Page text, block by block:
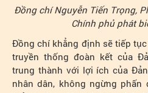
Đồng chí Nguyễn Tiến Trọng,
Chính phủ phát
Đồng chí khẳng định sẽ tiếp
truyền thống đoàn kết của
trung thành với lợi ích của
nhân dân, không ngừng